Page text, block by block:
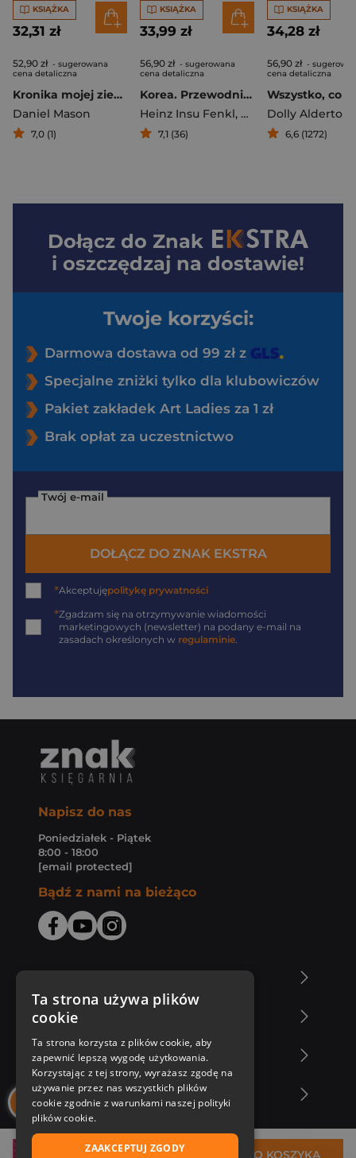
38,28 zł DO KOSZYKA
KSIĄŻKA
32,31 zł
52,90 zł - sugerowana
cena detaliczna
Kronika mojej ziemskiej wędrówki
Daniel Mason
7,0 (1)
KSIĄŻKA
33,99 zł
56,90 zł - sugerowana
cena detaliczna
Korea. Przewodnik po mitach, rytuałach i wędrówkach dusz
Heinz Insu Fenkl, Bella Myŏng-wŏl,
7,1 (36)
KSIĄŻKA
34,28 zł
56,90 zł -
cena detaliczna
Dolly Alderton
6,6 (1272)
Dołącz do Znak
i oszczędzaj na dostawie!
Twoje korzyści:
Darmowa dostawa od 99 zł z
Specjalne zniżki tylko dla klubowiczów
Pakiet zakładek Art Ladies za 1 zł
Brak opłat za uczestnictwo
Twój e-mail
DOŁĄCZ DO ZNAK EKSTRA
*Akceptujępolitykę prywatności
*Zgadzam się na otrzymywanie wiadomości
marketingowych (newsletter) na podany e-mail na
zasadach określonych w regulaminie
Napisz do nas
Poniedziałek - Piątek
8:00 - 18:00
[email protected]
Bądź z nami na bieżąco
Zakupy u nas
Nasza oferta
Nasi autorzy
Ta strona używa plików
cookie
Ta strona korzysta z plików cookie, aby
zapewnić lepszą wygodę użytkowania.
Korzystając z tej strony, wyrażasz zgodę na
używanie przez nas wszystkich plików
cookie zgodnie z warunkami naszej polityki
plików cookie.
ZAAKCEPTUJ ZGODY